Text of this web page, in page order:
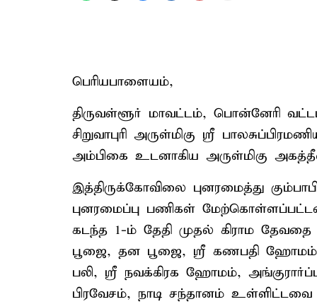
பெரியபாளையம்,
திருவள்ளூர் மாவட்டம், பொன்னேரி
சிறுவாபுரி அருள்மிகு ஸ்ரீ
அம்பிகை உடனாகிய அருள்மிகு
இத்திருக்கோவிலை புனரமைத்து
புனரமைப்பு பணிகள்
கடந்த 1-ம் தேதி முதல் கிராம
பூஜை, தன பூஜை, ஸ்ரீ கணபதி ஹோமம்,
பலி, ஸ்ரீ நவக்கிரக ஹோமம்,
பிரவேசம், நாடி சந்தானம்